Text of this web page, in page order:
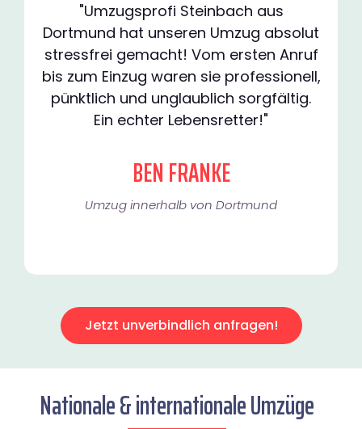
"Umzugsprofi Steinbach aus
Dortmund hat unseren Umzug absolut
stressfrei gemacht! Vom ersten Anruf
bis zum Einzug waren sie professionell,
pünktlich und unglaublich sorgfältig.
Ein echter Lebensretter!"
BEN FRANKE
Umzug innerhalb von Dortmund​
Jetzt unverbindlich anfragen!
Nationale & internationale Umzüge